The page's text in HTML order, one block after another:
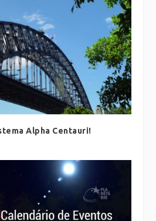
Alpha Centauri!